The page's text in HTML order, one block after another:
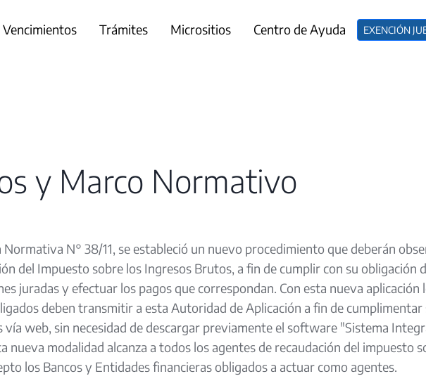
Vencimientos Trámites Micrositios Centro de Ayuda EXENCIÓN
y Marco Normativo
N° 38/11, se estableció un nuevo procedimiento que deberán
del Impuesto sobre los Ingresos Brutos, a fin de cumplir con su obligación
juradas y efectuar los pagos que correspondan. Con esta nueva aplicación
deben transmitir a esta Autoridad de Aplicación a fin de cumplimentar
vía web, sin necesidad de descargar previamente el software "Sistema
nueva modalidad alcanza a todos los agentes de recaudación del impuesto
los Bancos y Entidades financieras obligados a actuar como agentes.